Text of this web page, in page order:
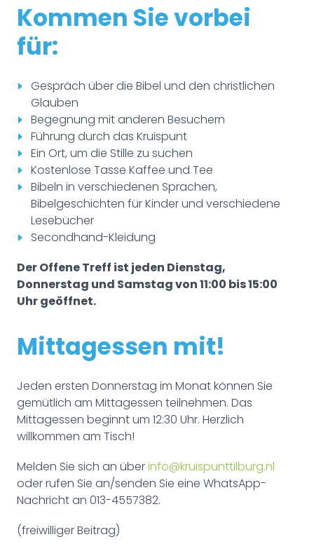
Kommen Sie vorbei
für:
Gespräch über die Bibel und den christlichen
Glauben
Begegnung mit anderen Besuchern
Führung durch das Kruispunt
Ein Ort, um die Stille zu suchen
Kostenlose Tasse Kaffee und Tee
Bibeln in verschiedenen Sprachen,
Bibelgeschichten für Kinder und verschiedene
Lesebücher
Secondhand-Kleidung
Der Offene Treff ist jeden Dienstag,
Donnerstag und Samstag von 11:00 bis 15:00
Uhr geöffnet.
Mittagessen mit!
Jeden ersten Donnerstag im Monat können Sie
gemütlich am Mittagessen teilnehmen. Das
Mittagessen beginnt um 12:30 Uhr. Herzlich
willkommen am Tisch!
Melden Sie sich an überinfo@kruispunttilburg.nl
oder rufen Sie an/senden Sie eine WhatsApp-
Nachricht an 013-4557382.
(freiwilliger Beitrag)